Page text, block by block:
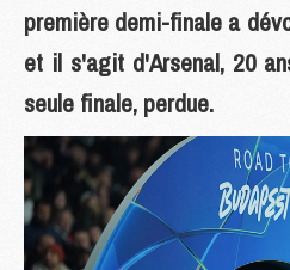
première demi-finale a
et il s'agit d'Arsenal, 20
seule finale, perdue.